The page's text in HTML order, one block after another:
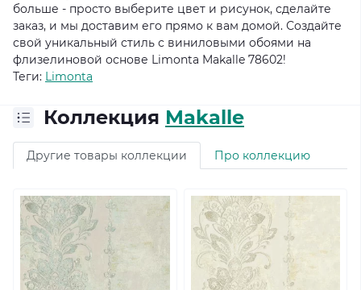
больше - просто выберите цвет и рисунок, сделайте
заказ, и мы доставим его прямо к вам домой. Создайте
свой уникальный стиль с виниловыми обоями на
флизелиновой основе Limonta Makalle 78602!
Теги: Limonta
Коллекция Makalle
Другие товары коллекции Про коллекцию